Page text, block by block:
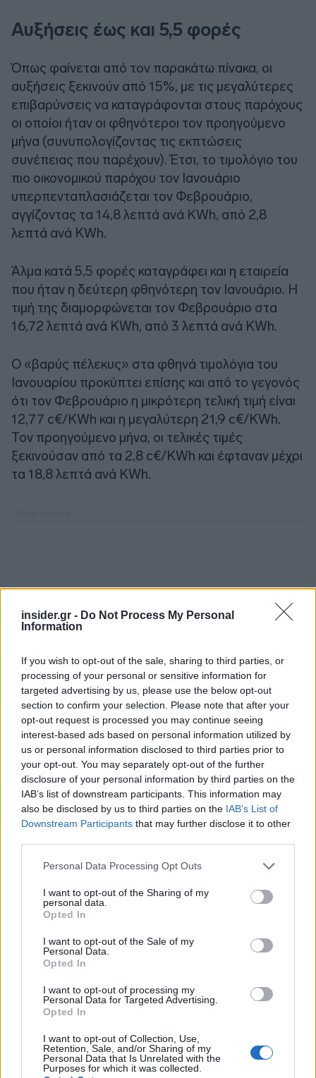
insider.gr - Do Not Process My Personal
Information
If you wish to opt-out of the sale, sharing to third parties, or
processing of your personal or sensitive information for
targeted advertising by us, please use the below opt-out
section to confirm your selection. Please note that after your
opt-out request is processed you may continue seeing
interest-based ads based on personal information utilized by
us or personal information disclosed to third parties prior to
your opt-out. You may separately opt-out of the further
disclosure of your personal information by third parties on the
IAB’s list of downstream participants. This information may
also be disclosed by us to third parties on the IAB’s List of
Downstream Participants that may further disclose it to other
Please note that this website/app uses one or more Google
not limited to your visit or usage behaviour. You may click to
grant or deny consent to Google and its third-party tags to
use your data for below specified purposes in below Google
consent section.
Personal Data Processing Opt Outs
I want to opt-out of the Sharing of my
personal data.
Opted In
I want to opt-out of the Sale of my
Personal Data.
Opted In
I want to opt-out of processing my
Personal Data for Targeted Advertising.
Opted In
I want to opt-out of Collection, Use,
Retention, Sale, and/or Sharing of my
Personal Data that Is Unrelated with the
Purposes for which it was collected.
Αυξήσεις έως και 5,5 φορές
Όπως φαίνεται από τον παρακάτω πίνακα, οι
αυξήσεις ξεκινούν από 15%, με τις μεγαλύτερες
επιβαρύνσεις να καταγράφονται στους παρόχους
οι οποίοι ήταν οι φθηνότεροι τον προηγούμενο
μήνα (συνυπολογίζοντας τις εκπτώσεις
συνέπειας που παρέχουν). Έτσι, το τιμολόγιο του
πιο οικονομικού παρόχου τον Ιανουάριο
υπερπενταπλασιάζεται τον Φεβρουάριο,
αγγίζοντας τα 14,8 λεπτά ανά KWh, από 2,8
λεπτά ανά KWh.
Άλμα κατά 5,5 φορές καταγράφει και η εταιρεία
που ήταν η δεύτερη φθηνότερη τον Ιανουάριο. Η
τιμή της διαμορφώνεται τον Φεβρουάριο στα
16,72 λεπτά ανά KWh, από 3 λεπτά ανά KWh.
Ο «βαρύς πέλεκυς» στα φθηνά τιμολόγια του
Ιανουαρίου προκύπτει επίσης και από το γεγονός
ότι τον Φεβρουάριο η μικρότερη τελική τιμή είναι
12,77 c€/KWh και η μεγαλύτερη 21,9 c€/KWh.
Τον προηγούμενο μήνα, οι τελικές τιμές
ξεκινούσαν από τα 2,8 c€/KWh και έφταναν μέχρι
τα 18,8 λεπτά ανά KWh.